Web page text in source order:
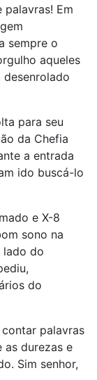
Em
sempre o
aqueles
desenrolado
para seu
da Chefia
a entrada
ido buscá-lo
e X-8
sono na
lado do
do
palavras
as durezas e
Sim senhor,